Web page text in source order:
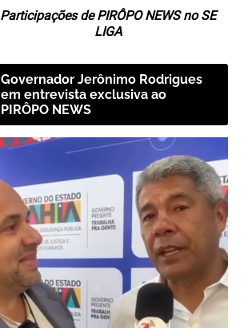
Participações de PIRÔPO NEWS no SE
LIGA
Governador Jerônimo Rodrigues
em entrevista exclusiva ao
PIRÔPO NEWS